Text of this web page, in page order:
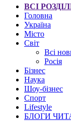
ВСІ
Головна
Україна
Місто
Світ
Всі
Росія
Бізнес
Наука
Шоу-бізнес
Спорт
Lifestyle
БЛОГИ